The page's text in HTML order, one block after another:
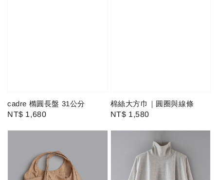
cadre 橢圓長盤 31公分
Regular
NT$ 1,680
棉絲大方巾｜圓圈與線條
Regular
NT$ 1,580